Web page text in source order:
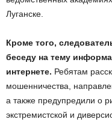
Луганске.
Кроме того,
беседу на тему
интернете. Ребятам
мошенничества,
а также предупредили о
экстремистской и